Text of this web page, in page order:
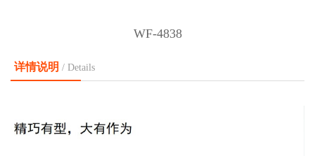
WF-4838
详情说明 / Details